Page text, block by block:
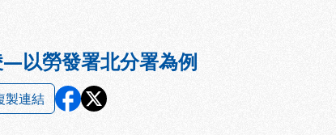
以勞發署北分署為例
製連結